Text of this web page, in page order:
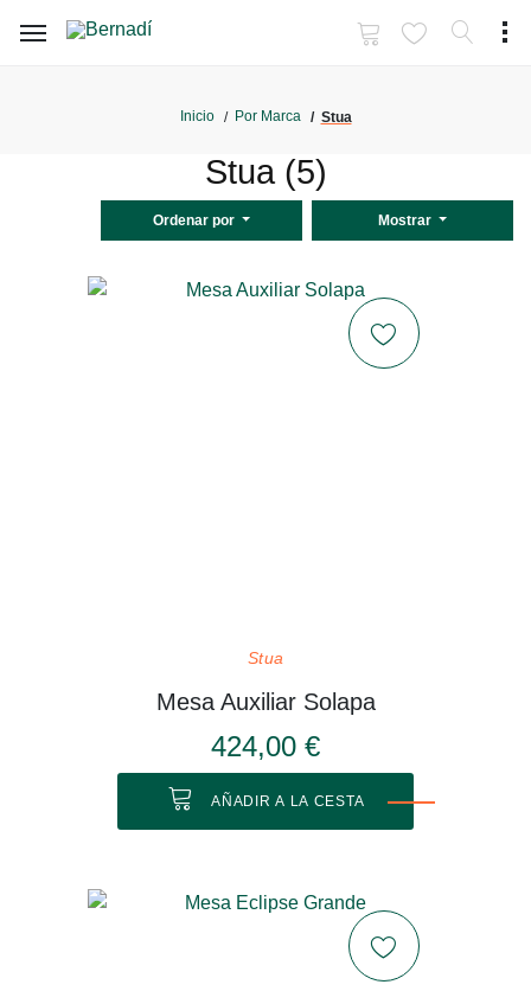
Inicio Por Marca Stua
Stua (5)
Ordenar por Mostrar
Stua
Mesa Auxiliar Solapa
424,00 €
AÑADIR A LA CESTA